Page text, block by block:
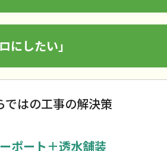
にしたい」
ではの工事の解決策
ポート＋透水舗装